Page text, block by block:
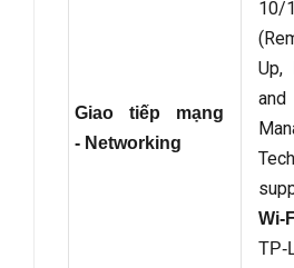
Giao tiếp mạng
- Networking
10/
Up,
Wi-